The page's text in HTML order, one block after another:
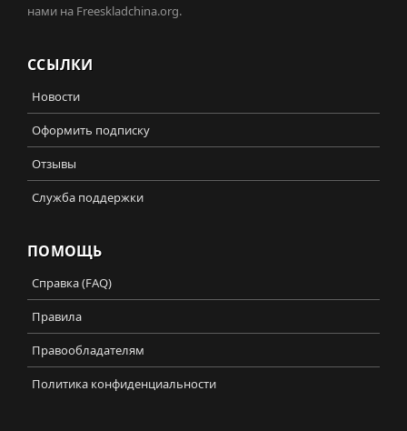
нами на Freeskladchina.org.
ССЫЛКИ
Новости
Оформить подписку
Отзывы
Служба поддержки
ПОМОЩЬ
Справка (FAQ)
Правила
Правообладателям
Политика конфиденциальности